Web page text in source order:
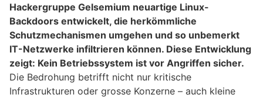
Hackergruppe Gelsemium neuartige Linux-
Backdoors entwickelt, die herkömmliche
Schutzmechanismen umgehen und so unbemerkt
IT-Netzwerke infiltrieren können. Diese Entwicklung
zeigt: Kein Betriebssystem ist vor Angriffen sicher.
Die Bedrohung betrifft nicht nur kritische
Infrastrukturen oder grosse Konzerne – auch kleine